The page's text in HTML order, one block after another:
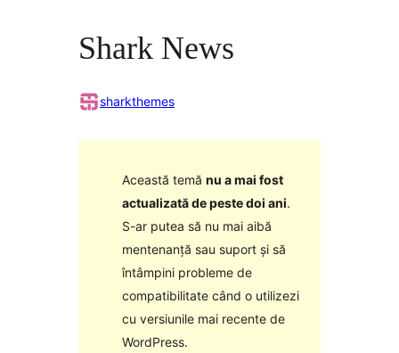
Shark News
sharkthemes
Această temă nu a mai fost
actualizată de peste doi ani.
S-ar putea să nu mai aibă
mentenanță sau suport și să
întâmpini probleme de
compatibilitate când o utilizezi
cu versiunile mai recente de
WordPress.